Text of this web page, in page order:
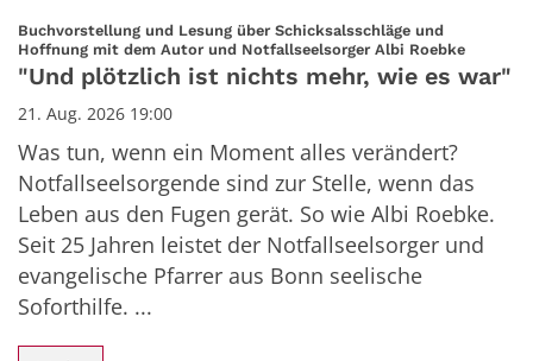
Buchvorstellung und Lesung über Schicksalsschläge und
Hoffnung mit dem Autor und Notfallseelsorger Albi Roebke:
"Und plötzlich ist nichts mehr, wie es war"
21. Aug. 2026 19:00
Was tun, wenn ein Moment alles verändert?
Notfallseelsorgende sind zur Stelle, wenn das
Leben aus den Fugen gerät. So wie Albi Roebke.
Seit 25 Jahren leistet der Notfallseelsorger und
evangelische Pfarrer aus Bonn seelische
Soforthilfe. ...